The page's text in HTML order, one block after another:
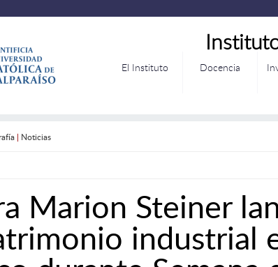
El Instituto Docencia
| Noticias
Marion Steiner
industrial